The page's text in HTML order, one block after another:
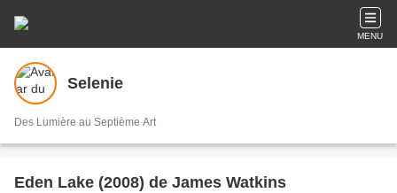
MENU
Selenie
Des Lumière au Septième Art
Eden Lake (2008) de James Watkins